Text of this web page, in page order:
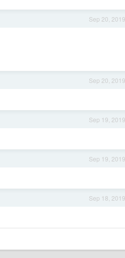
Sep 20, 2019
Sep 20, 2019
Sep 19, 2019
Sep 19, 2019
Sep 18, 2019